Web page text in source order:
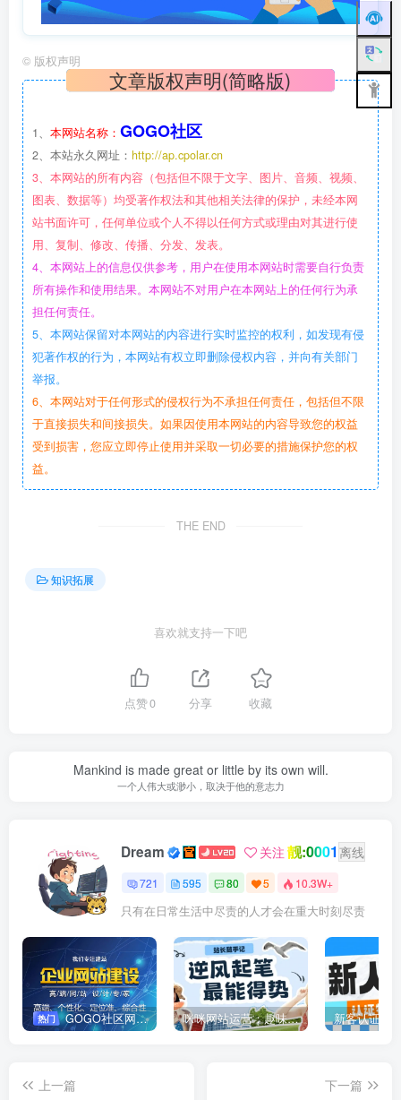
© 版权声明
文章版权声明(简略版)
1、 本网站名称： GOGO社区
2、本站永久网址： http://ap.cpolar.cn
3、本网站的所有内容（包括但不限于文字、图片、音频、视频、
图表、数据等）均受著作权法和其他相关法律的保护，未经本网
站书面许可，任何单位或个人不得以任何方式或理由对其进行使
用、复制、修改、传播、分发、发表。
4、本网站上的信息仅供参考，用户在使用本网站时需要自行负责
所有操作和使用结果。本网站不对用户在本网站上的任何行为承
担任何责任。
5、本网站保留对本网站的内容进行实时监控的权利，如发现有侵
犯著作权的行为，本网站有权立即删除侵权内容，并向有关部门
举报。
6、本网站对于任何形式的侵权行为不承担任何责任，包括但不限
于直接损失和间接损失。如果因使用本网站的内容导致您的权益
受到损害，您应立即停止使用并采取一切必要的措施保护您的权
益。
THE END
知识拓展
喜欢就支持一下吧
点赞0 分享 收藏
Mankind is made great or little by its own will.
一个人伟大或渺小，取决于他的意志力
Dream 关注 靓:0001 离线
721 595 80 5 10.3W+
只有在日常生活中尽责的人才会在重大时刻尽责
热门 GOGO社区网站搭建(自助服务) 咪咪网站运营：趣味性悄悄飘起的成功风头 新客认证优
上一篇
下一篇